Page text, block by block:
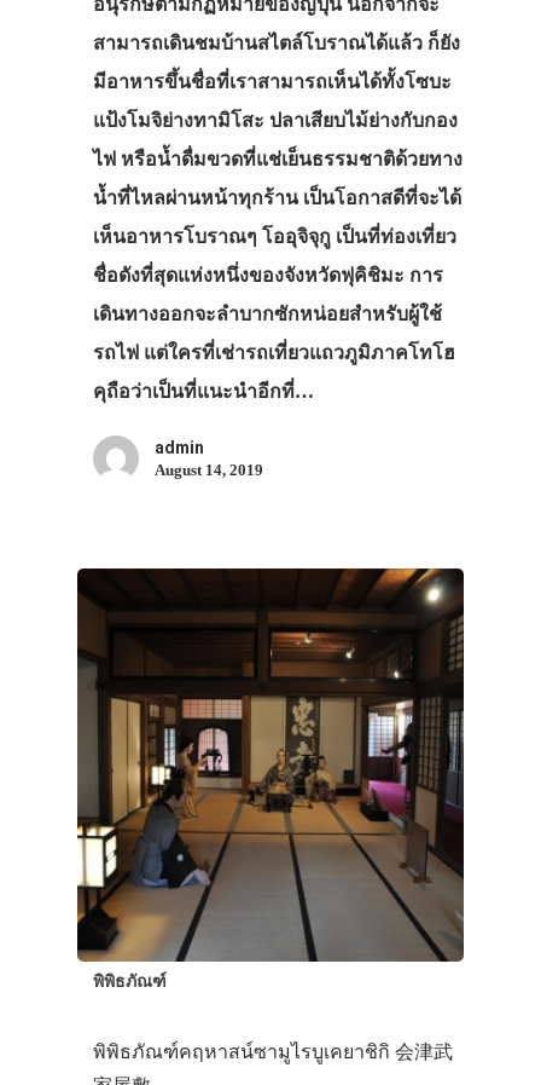
สามารถเดินชมบ้านสไตล์โบราณได้แล้ว ก็ยัง
มีอาหารขึ้นชื่อที่เราสามารถเห็นได้ทั้งโซบะ
แป้งโมจิย่างทามิโสะ ปลาเสียบไม้ย่างกับกอง
ไฟ หรือน้ำดื่มขวดที่แช่เย็นธรรมชาติด้วยทาง
น้ำที่ไหลผ่านหน้าทุกร้าน เป็นโอกาสดีที่จะได้
เห็นอาหารโบราณๆ โออุจิจุกู เป็นที่ท่องเที่ยว
ชื่อดังที่สุดแห่งหนึ่งของจังหวัดฟุคิชิมะ การ
เดินทางออกจะลำบากซักหน่อยสำหรับผู้ใช้
รถไฟ แต่ใครที่เช่ารถเที่ยวแถวภูมิภาคโทโฮ
คุถือว่าเป็นที่แนะนำอีกที่…
admin
August 14, 2019
พิพิธภัณฑ์
พิพิธภัณฑ์คฤหาสน์ซามูไรบูเคยาชิกิ 会津武
ประเทศญี่ปุ่น
เที่ยวญี่ปุ่นด้ว
เอง
รถบัส
สาระน่ารู้
VIDEO
ภาพประทับใจ